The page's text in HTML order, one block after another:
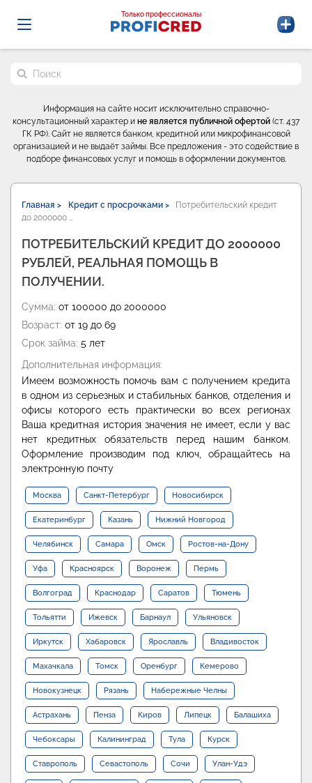
Probrokery - Только профессионалы
Только профессионалы
Поиск по сайту
Информация на сайте носит исключительно справочно-
консультационный характер и не является публичной офертой (ст. 437
ГК РФ). Сайт не является банком, кредитной или микрофинансовой
организацией и не выдаёт займы. Все предложения - это содействие в
подборе финансовых услуг и помощь в оформлении документов.
Главная > Кредит с просрочками >
Потребительский кредит
до 2000000 …
ПОТРЕБИТЕЛЬСКИЙ КРЕДИТ ДО 2000000
РУБЛЕЙ, РЕАЛЬНАЯ ПОМОЩЬ В
ПОЛУЧЕНИИ.
Сумма: от 100000 до 2000000
Возраст: от 19 до 69
Срок займа: 5 лет
Дополнительная информация:
Имеем возможность помочь вам с получением кредита
в одном из серьезных и стабильных банков, отделения и
офисы которого есть практически во всех регионах
Ваша кредитная история значения не имеет, если у вас
нет кредитных обязательств перед нашим банком.
Оформление производим под ключ, обращайтесь на
электронную почту
Москва Санкт-Петербург Новосибирск
Екатеринбург Казань Нижний Новгород
Челябинск Самара Омск Ростов-на-Дону
Уфа Красноярск Воронеж Пермь
Волгоград Краснодар Саратов Тюмень
Тольятти Ижевск Барнаул Ульяновск
Иркутск Хабаровск Ярославль Владивосток
Махачкала Томск Оренбург Кемерово
Новокузнецк Рязань Набережные Челны
Астрахань Пенза Киров Липецк Балашиха
Чебоксары Калининград Тула Курск
Ставрополь Севастополь Сочи Улан-Удэ